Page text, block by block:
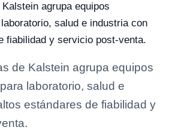
agrupa equipos
salud e industria con
fiabilidad y servicio post-venta.
de Kalstein agrupa equipos
laboratorio, salud e
estándares de fiabilidad y